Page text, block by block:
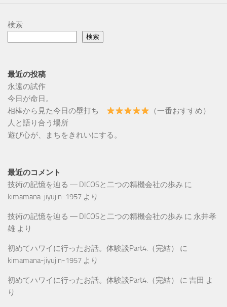
検索
検索
最近の投稿
永遠の試作
今日が命日。
相棒から見た今日の壁打ち
（一番おすすめ）
人と語り合う場所
遊び心が、まちをきれいにする。
最近のコメント
技術の記憶を辿る ― DICOSと二つの精機会社の歩み に
kimamana-jiyujin-1957 より
技術の記憶を辿る ― DICOSと二つの精機会社の歩み に 永井孝
雄 より
初めてハワイに行ったお話。体験談Part4.（完結）
に
kimamana-jiyujin-1957 より
初めてハワイに行ったお話。体験談Part4.（完結） に 吉田 よ
り